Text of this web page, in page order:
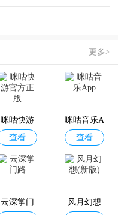
更多>
咪咕快游
官方正版
查看
咪咕音乐A
pp
查看
云深掌门
风月幻想